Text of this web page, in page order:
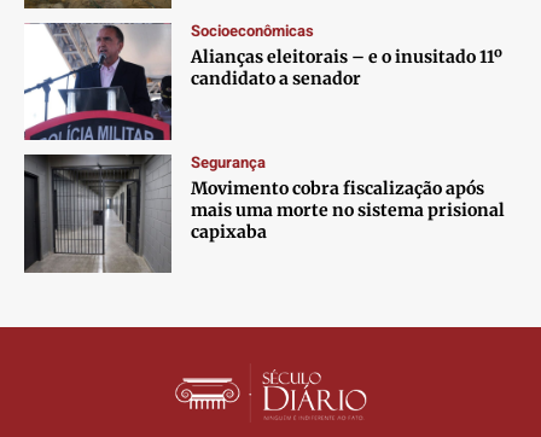
Termos de Uso
Privacidade
Termos de Uso
Privacidade
Termos de Uso
Privacidade
Termos de Uso
Privacidade
Socioeconômicas
Alianças eleitorais – e o inusitado 11º
candidato a senador
Segurança
Movimento cobra fiscalização após
mais uma morte no sistema prisional
capixaba